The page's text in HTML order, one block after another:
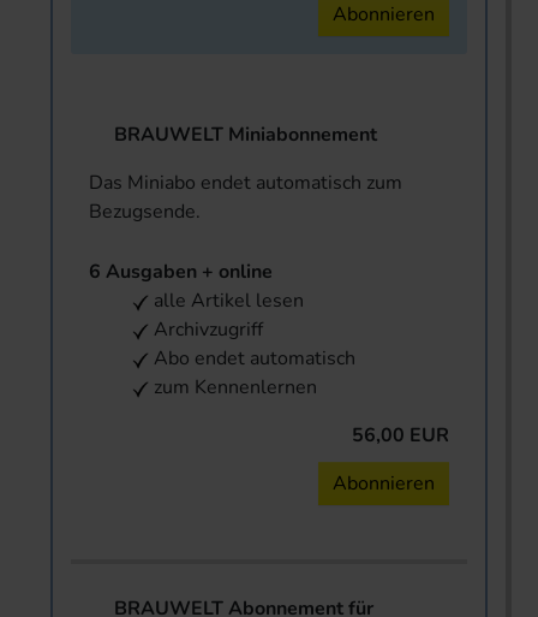
Abonnieren
BRAUWELT Miniabonnement
Das Miniabo endet automatisch zum
Bezugsende.
6 Ausgaben + online
alle Artikel lesen
Archivzugriff
Abo endet automatisch
zum Kennenlernen
56,00 EUR
Abonnieren
BRAUWELT Abonnement für